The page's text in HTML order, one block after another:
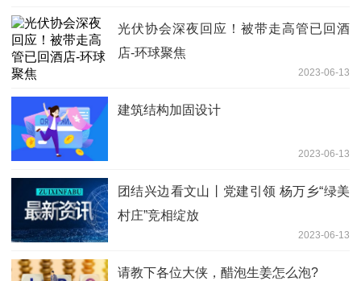
光伏协会深夜回应！被带走高管已回酒
店-环球聚焦
2023-06-13
建筑结构加固设计
2023-06-13
团结兴边看文山丨党建引领 杨万乡“绿美
村庄”竞相绽放
2023-06-13
请教下各位大侠，醋泡生姜怎么泡?